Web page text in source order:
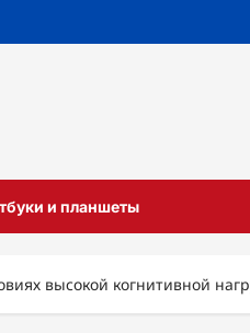
и планшеты
высокой когнитивной